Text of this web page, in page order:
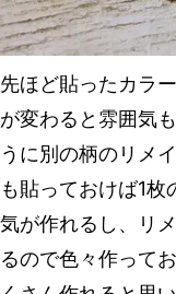
先ほど貼ったカラ
が変わると雰囲気
うに別の柄のリメ
も貼っておけば1
気が作れるし、リ
るので色々作って